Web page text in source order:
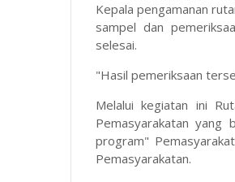
Kepala pengamanan
sampel dan
selesai.
"Hasil pemeriksaan
Melalui kegiatan ini
Pemasyarakatan yang
program"
Pemasyarakatan.